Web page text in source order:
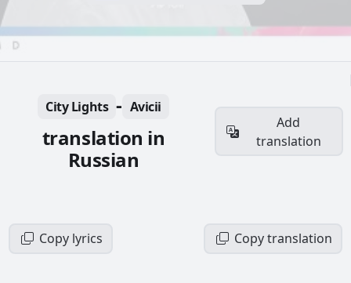
City Lights - Avicii
translation in
Russian
Add
translation
Copy lyrics Copy translation